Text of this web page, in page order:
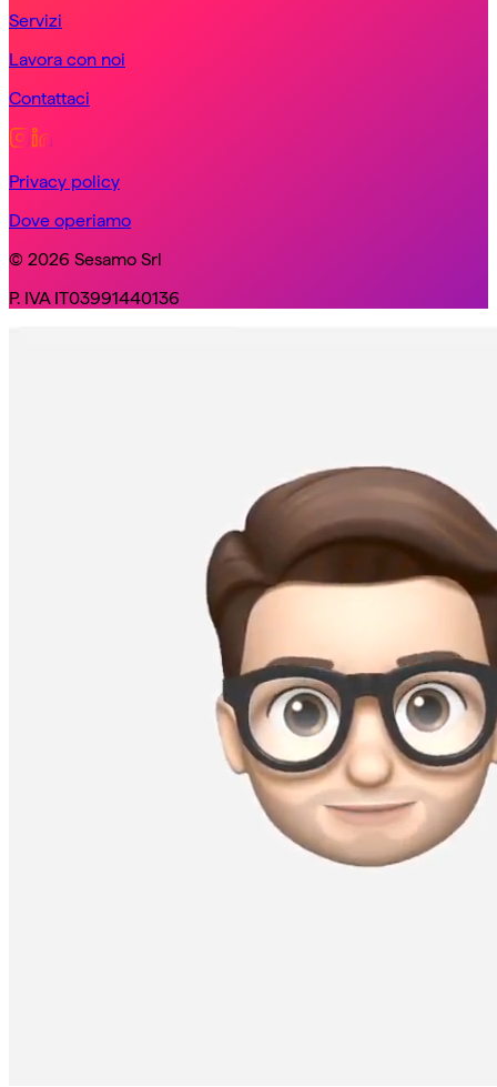
Servizi
Lavora con noi
Contattaci
Privacy policy
Dove operiamo
© 2026 Sesamo Srl
P. IVA IT03991440136